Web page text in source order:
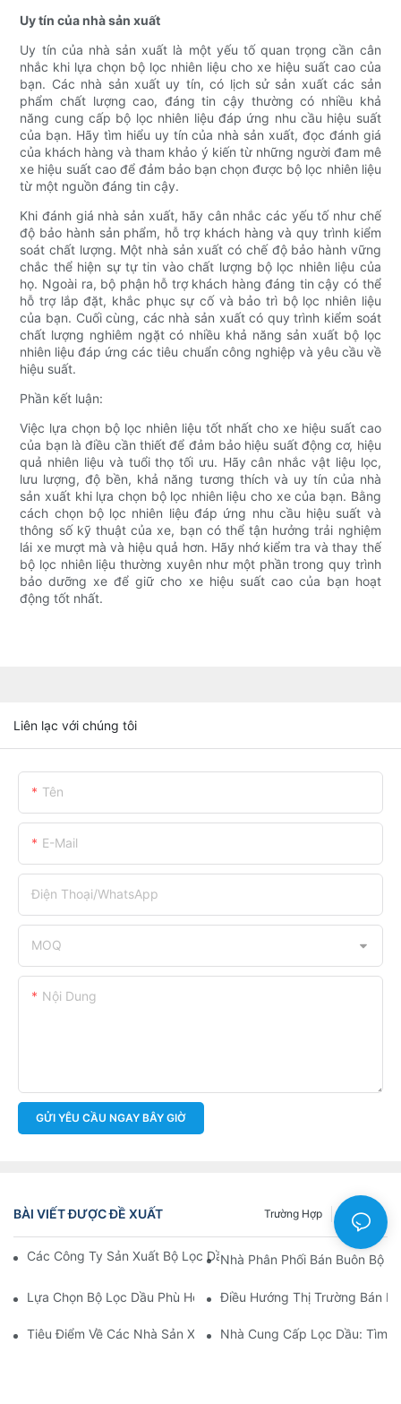
Uy tín của nhà sản xuất
Uy tín của nhà sản xuất là một yếu tố quan trọng cần cân
nhắc khi lựa chọn bộ lọc nhiên liệu cho xe hiệu suất cao của
bạn. Các nhà sản xuất uy tín, có lịch sử sản xuất các sản
phẩm chất lượng cao, đáng tin cậy thường có nhiều khả
năng cung cấp bộ lọc nhiên liệu đáp ứng nhu cầu hiệu suất
của bạn. Hãy tìm hiểu uy tín của nhà sản xuất, đọc đánh giá
của khách hàng và tham khảo ý kiến ​​từ những người đam mê
xe hiệu suất cao để đảm bảo bạn chọn được bộ lọc nhiên liệu
từ một nguồn đáng tin cậy.
Khi đánh giá nhà sản xuất, hãy cân nhắc các yếu tố như chế
độ bảo hành sản phẩm, hỗ trợ khách hàng và quy trình kiểm
soát chất lượng. Một nhà sản xuất có chế độ bảo hành vững
chắc thể hiện sự tự tin vào chất lượng bộ lọc nhiên liệu của
họ. Ngoài ra, bộ phận hỗ trợ khách hàng đáng tin cậy có thể
hỗ trợ lắp đặt, khắc phục sự cố và bảo trì bộ lọc nhiên liệu
của bạn. Cuối cùng, các nhà sản xuất có quy trình kiểm soát
chất lượng nghiêm ngặt có nhiều khả năng sản xuất bộ lọc
nhiên liệu đáp ứng các tiêu chuẩn công nghiệp và yêu cầu về
hiệu suất.
Phần kết luận:
Việc lựa chọn bộ lọc nhiên liệu tốt nhất cho xe hiệu suất cao
của bạn là điều cần thiết để đảm bảo hiệu suất động cơ, hiệu
quả nhiên liệu và tuổi thọ tối ưu. Hãy cân nhắc vật liệu lọc,
lưu lượng, độ bền, khả năng tương thích và uy tín của nhà
sản xuất khi lựa chọn bộ lọc nhiên liệu cho xe của bạn. Bằng
cách chọn bộ lọc nhiên liệu đáp ứng nhu cầu hiệu suất và
thông số kỹ thuật của xe, bạn có thể tận hưởng trải nghiệm
lái xe mượt mà và hiệu quả hơn. Hãy nhớ kiểm tra và thay thế
bộ lọc nhiên liệu thường xuyên như một phần trong quy trình
bảo dưỡng xe để giữ cho xe hiệu suất cao của bạn hoạt
động tốt nhất.
Liên lạc với chúng tôi
Tên
E-Mail
Điện Thoại/WhatsApp
MOQ
Nội Dung
GỬI YÊU CẦU NGAY BÂY GIỜ
BÀI VIẾT ĐƯỢC ĐỀ XUẤT Tin Tức
Trường Hợp
Các Công Ty Sản Xuất Bộ Lọc Dầu Hàng Đầu: Tổng Quan Toàn
Nhà Phân Phối Bán Buôn Bộ
Lựa Chọn Bộ Lọc Dầu Phù Hợp Cho Mẫu Xe Của Bạn: Những
Điều Hướng Thị Trường Bán
Tiêu Điểm Về Các Nhà Sản Xuất Bộ Lọc Dầu Hàng Đầu Và
Nhà Cung Cấp Lọc Dầu: Tìm